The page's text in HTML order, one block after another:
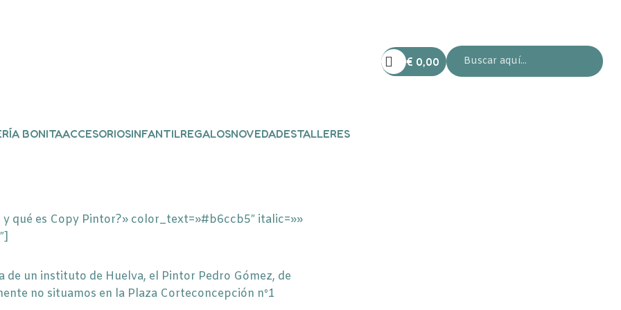
€ 0,00
BONITAACCESORIOSINFANTILREGALOSNOVEDADESTALLERES
qué es Copy Pintor?» color_text=»#b6ccb5″ italic=»»
un instituto de Huelva, el Pintor Pedro Gómez, de
no situamos en la Plaza Corteconcepción nº1